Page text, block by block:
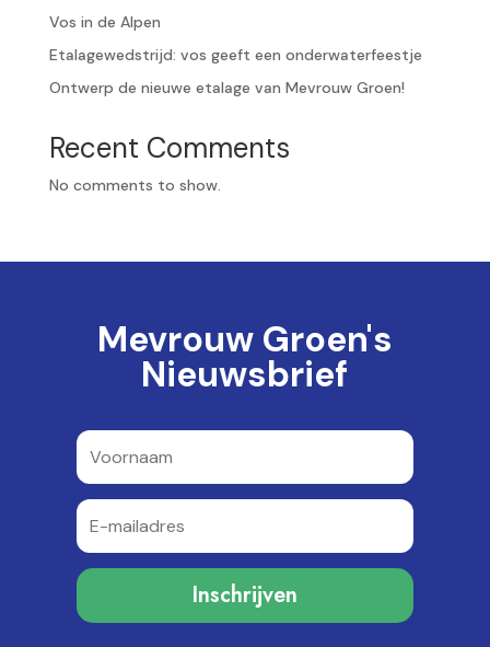
Vos in de Alpen
Etalagewedstrijd: vos geeft een onderwaterfeestje
Ontwerp de nieuwe etalage van Mevrouw Groen!
Recent Comments
No comments to show.
Mevrouw Groen's
Nieuwsbrief
Inschrijven